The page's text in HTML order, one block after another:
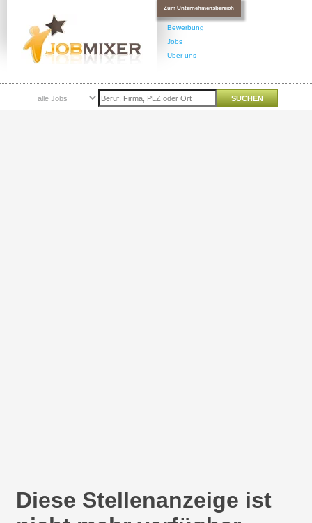
Zum Unternehmensbereich
Bewerbung
Jobs
Über uns